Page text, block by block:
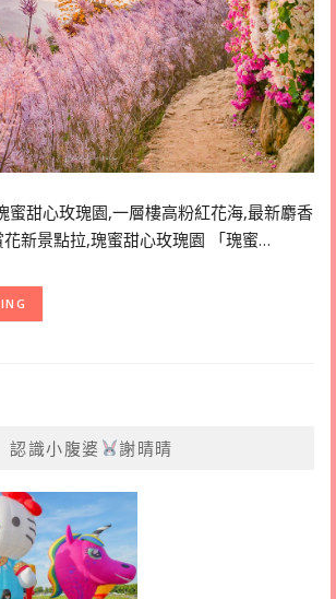
甜心玫瑰園,一層樓高粉紅花海,最新麝香
新景點拉,瑰蜜甜心玫瑰園 「瑰蜜…
認識小腹婆 謝晴晴